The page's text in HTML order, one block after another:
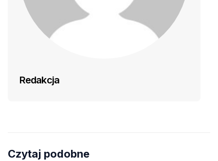
Redakcja
Czytaj podobne